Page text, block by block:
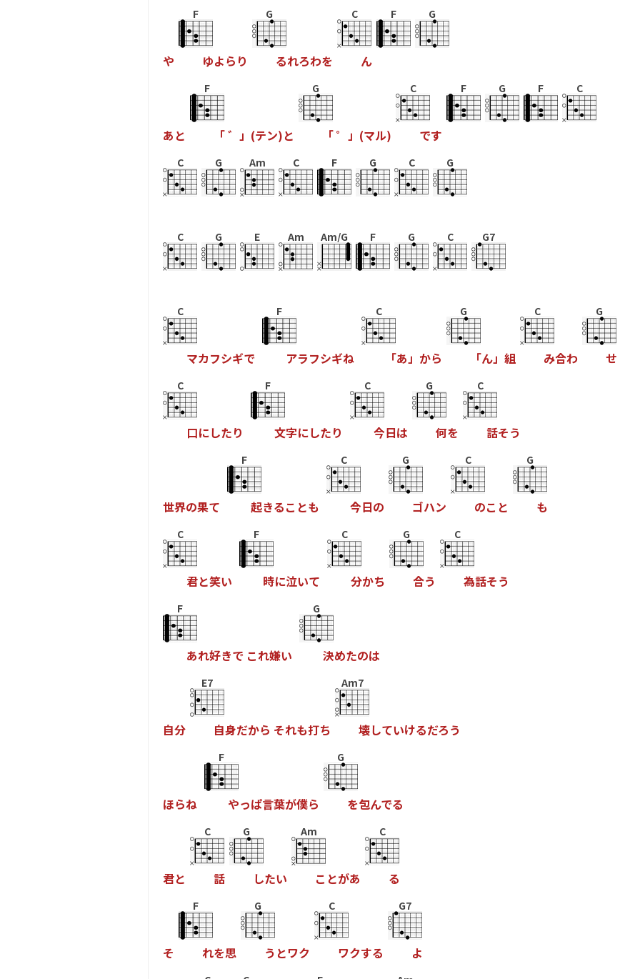
や
F
ゆよら り
G
るれろわを
C
ん
F G
あ と
F
「゛ 」 (テン)と
G
「゜ 」 (マル)
C
です
F G F C
C G Am C F G C G
C G E Am Am/G F G C G7
C
マカフシギで
F
アラフシギね
C
「あ」 から
G
「ん」 組
C
み合わ
G
せ
C
口にしたり
F
文字にしたり
C
今日は
G
何を
C
話そう
世界の果て
F
起きるこ とも
C
今日の
G
ゴハン
C
のこ と
G
も
C
君と笑い
F
時に泣いて
C
分かち
G
合う
C
為話そう
F
あれ好きで これ嫌い
G
決めたのは
自分
E7
自身だから それも打ち
Am7
壊していけるだろう
ほらね
F
やっぱ言葉が僕ら
G
を包んでる
君と
C
話
G
したい
Am
こ とがあ
C
る
そ
F
れを思
G
う とワク
C
ワクする
G7
よ